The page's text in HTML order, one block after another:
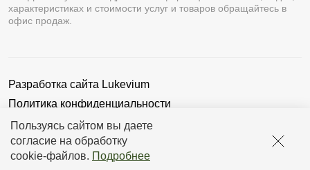
Пользуясь сайтом вы даете
согласие на обработку
cookie-файлов. Подробнее
характеристиках и стоимости услуг и товаров обращайтесь в
офис продаж.
Разработка сайта Lukevium
Политика конфиденциальности
Пользовательское соглашение